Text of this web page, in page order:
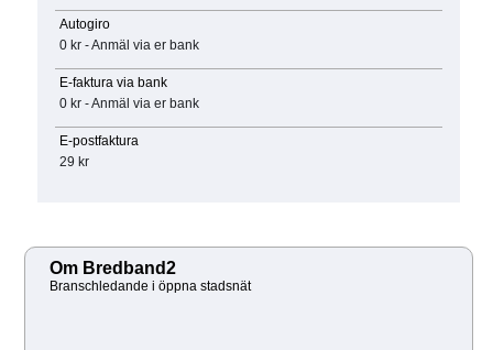
Autogiro
0 kr - Anmäl via er bank
E-faktura via bank
0 kr - Anmäl via er bank
E-postfaktura
29 kr
Om Bredband2
Branschledande i öppna stadsnät